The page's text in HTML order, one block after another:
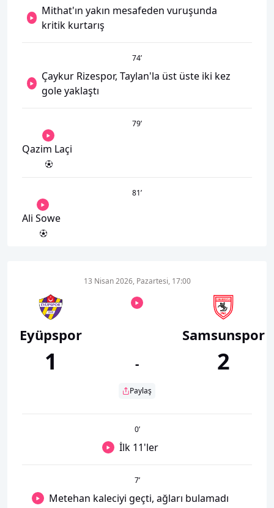
Mithat'ın yakın mesafeden vuruşunda
kritik kurtarış
74’
Çaykur Rizespor, Taylan'la üst üste iki kez
gole yaklaştı
79’
Qazim Laçi
81’
Ali Sowe
Eyüpspor
1
13 Nisan 2026, Pazartesi, 17:00
-
Paylaş
Samsunspor
2
0’
İlk 11'ler
7’
Metehan kaleciyi geçti, ağları bulamadı